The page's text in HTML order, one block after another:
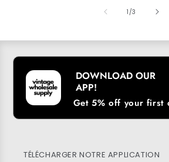
1 /de
3
S'INSCRIRE À NOTRE LISTE
Courriel
TÉLÉCHARGER NOTRE APPLICATION
DOWNLOAD OUR
APP!
Get 5% off your first